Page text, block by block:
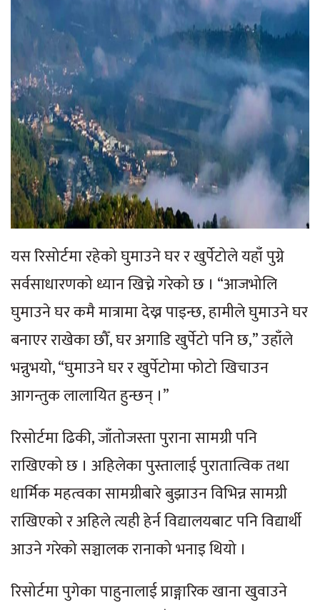
यस रिसोर्टमा रहेको घुमाउने घर र खुर्पेटोले यहाँ पुग्ने
सर्वसाधारणको ध्यान खिच्ने गरेको छ । “आजभोलि
घुमाउने घर कमै मात्रामा देख्न पाइन्छ, हामीले घुमाउने घर
बनाएर राखेका छौँ, घर अगाडि खुर्पेटो पनि छ,” उहाँले
भन्नुभयो, “घुमाउने घर र खुर्पेटोमा फोटो खिचाउन
आगन्तुक लालायित हुन्छन् ।”
रिसोर्टमा ढिकी, जाँतोजस्ता पुराना सामग्री पनि
राखिएको छ । अहिलेका पुस्तालाई पुरातात्विक तथा
धार्मिक महत्वका सामग्रीबारे बुझाउन विभिन्न सामग्री
राखिएको र अहिले त्यही हेर्न विद्यालयबाट पनि विद्यार्थी
आउने गरेको सञ्चालक रानाको भनाइ थियो ।
रिसोर्टमा पुगेका पाहुनालाई प्राङ्गारिक खाना खुवाउने